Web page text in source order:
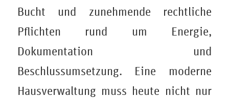
Bucht und zunehmende rechtliche
Pflichten rund um Energie,
Dokumentation und
Beschlussumsetzung. Eine moderne
Hausverwaltung muss heute nicht nur